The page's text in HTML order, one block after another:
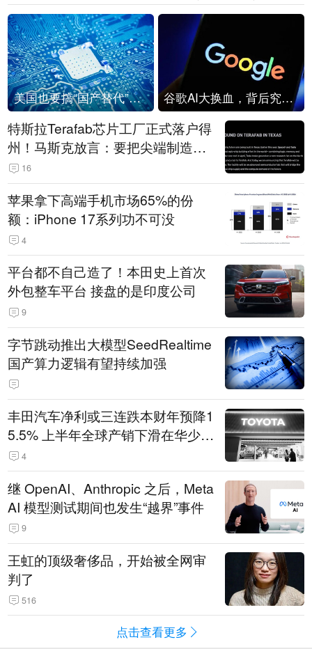
美国也要搞“国产替代”？先算清三笔账 谷歌AI大换血，背后究竟发生了什么？
特斯拉Terafab芯片工厂正式落户得
州！马斯克放言：要把尖端制造带
回美国
16
苹果拿下高端手机市场65%的份
额：iPhone 17系列功不可没
4
平台都不自己造了！本田史上首次
外包整车平台 接盘的是印度公司
9
字节跳动推出大模型SeedRealtime
国产算力逻辑有望持续加强
丰田汽车净利或三连跌本财年预降1
5.5% 上半年全球产销下滑在华少卖
14.3万辆
4
继 OpenAI、Anthropic 之后，Meta
AI 模型测试期间也发生“越界”事件
9
王虹的顶级奢侈品，开始被全网审
判了
516
点击查看更多